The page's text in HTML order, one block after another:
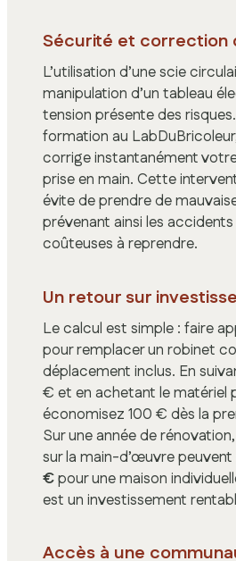
Sécurité et correction
L’utilisation d’une scie
manipulation d’un tableau
tension présente des
formation au
corrige instantanément
prise en main. Cette
évite de prendre de
prévenant ainsi les
coûteuses à reprendre.
Un retour sur
Le calcul est simple : faire
pour remplacer un robinet
déplacement inclus. En
€ et en achetant le matériel
économisez 100 € dès la
Sur une année de
sur la main-d’œuvre
€pour une maison
est un investissement
Accès à une